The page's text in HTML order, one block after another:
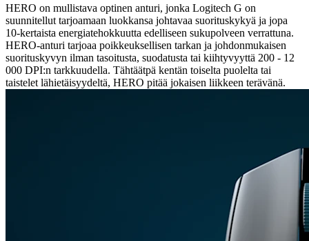
HERO on mullistava optinen anturi, jonka Logitech G on
suunnitellut tarjoamaan luokkansa johtavaa suorituskykyä ja jopa
10-kertaista energiatehokkuutta edelliseen sukupolveen verrattuna.
HERO-anturi tarjoaa poikkeuksellisen tarkan ja johdonmukaisen
suorituskyvyn ilman tasoitusta, suodatusta tai kiihtyvyyttä 200 - 12
000 DPI:n tarkkuudella. Tähtäätpä kentän toiselta puolelta tai
taistelet lähietäisyydeltä, HERO pitää jokaisen liikkeen terävänä.